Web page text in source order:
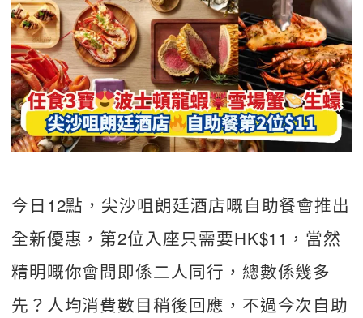
今日12點，尖沙咀朗廷酒店嘅自助餐會推出
全新優惠，第2位入座只需要HK$11，當然
精明嘅你會問即係二人同行，總數係幾多
先？人均消費數目稍後回應，不過今次自助